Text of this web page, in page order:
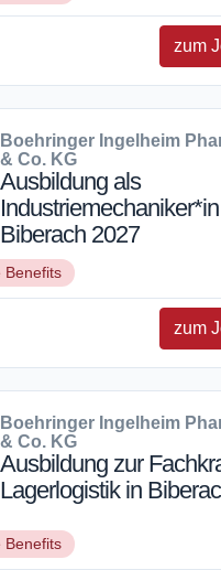
zum
Boehringer Ingelheim
& Co. KG
Ausbildung als
Biberach 2027
Benefits
zum
Boehringer Ingelheim
& Co. KG
Ausbildung zur
Lagerlogistik in
Benefits